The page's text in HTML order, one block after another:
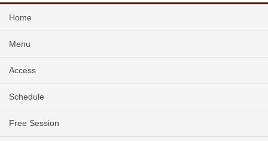
Home
Menu
Access
Schedule
Free Session